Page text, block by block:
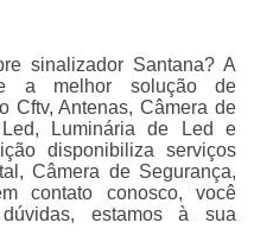
sinalizador Santana? A
a melhor solução de
Cftv, Antenas, Câmera de
Luminária de Led e
disponibiliza serviços
Câmera de Segurança,
contato conosco, você
estamos à sua